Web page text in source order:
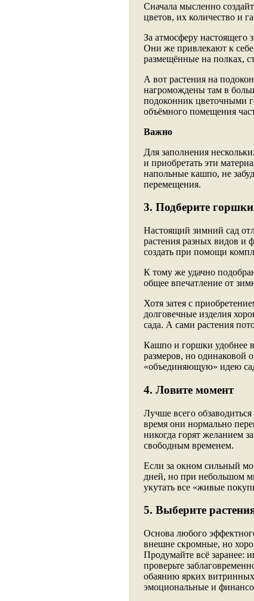
Сначала мысленно
цветов, их количество и
За атмосферу настоящего
Они же привлекают к
размещённые на полках,
А вот растения на
нагромождены там в
подоконник цветочными
объёмного помещения
Важно
Для заполнения
и приобретать эти
напольные кашпо, не
перемещения.
3. Подберите горшки
Настоящий зимний сад
растения разных видов
создать при помощи
К тому же удачно
общее впечатление от
Хотя затея с
долговечные изделия
сада. А сами растения
Кашпо и горшки удобнее
размеров, но одинаковой
«объединяющую» идею
4. Ловите момент
Лучше всего
время они нормально
никогда горят желанием
свободным временем.
Если за окном сильный
дней, но при небольшом
укутать все «живые
5. Выберите
Основа любого
внешне скромные, но
Продумайте всё заранее:
проверьте
обаянию ярких витринных
эмоциональные и